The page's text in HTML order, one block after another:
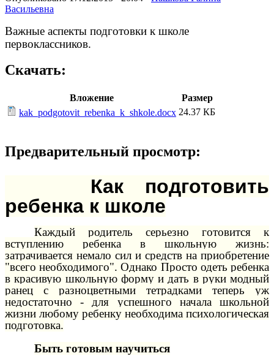
Васильевна
Важные аспекты подготовки к школе
первоклассников.
Скачать:
Вложение
Размер
kak_podgotovit_rebenka_k_shkole.docx 24.37 КБ
Предварительный просмотр:
Как подготовить
ребенка к школе
Каждый родитель серьезно готовится к
вступлению ребенка в школьную жизнь:
затрачивается немало сил и средств на приобретение
"всего необходимого". Однако Просто одеть ребенка
в красивую школьную форму и дать в руки модный
ранец с разноцветными тетрадками теперь уж
недостаточно - для успешного начала школьной
жизни любому ребенку необходима психологическая
подготовка.
Быть готовым научиться